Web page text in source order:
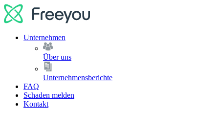
Unternehmen
Über uns
Unternehmensberichte
FAQ
Schaden melden
Kontakt